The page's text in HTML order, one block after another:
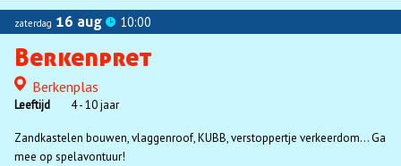
zaterdag 16 aug 10:00
Berkenpret
LocatieBerkenplas
Leeftijd 4 - 10 jaar
Zandkastelen bouwen, vlaggenroof, KUBB, verstoppertje verkeerdom... Ga
mee op spelavontuur!